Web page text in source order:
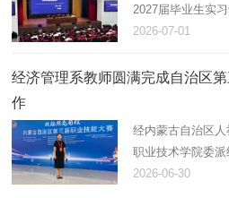
2027届毕业生实
学生校外顶岗实习
科技科相关负责
2026-07-01
经济管理系教师圆满完成自治区
作
经内蒙古自治区
职业技术学院委
古自治区第三届职
2026-06-30